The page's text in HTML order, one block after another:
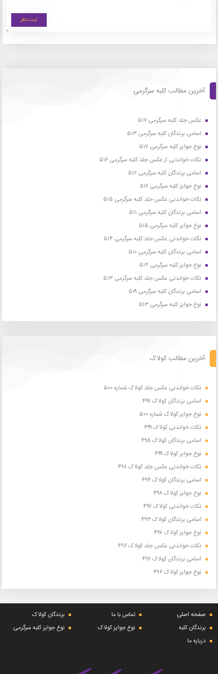
آخرین مطالب کلبه سرگرمی
عکس جلد کلبه سرگرمی ۵۱۷
اسامی برندگان کلبه سرگرمی ۵۱۳
نوع جوایز کلبه سرگرمی ۵۱۷
نکات خواندنی از عکس جلد کلبه سرگرمی ۵۱۶
اسامی برندگان کلبه سرگرمی ۵۱۲
نوع جوایز کلبه سرگرمی ۵۱۶
نکات خواندنی عکس جلد کلبه سرگرمی ۵۱۵
اسامی برندگان کلبه سرگرمی ۵۱۱
نوع جوایز کلبه سرگرمی ۵۱۵
نکات خواندنی عکس جلد کلبه سرگرمی ۵۱۴
اسامی برندگان کلبه سرگرمی ۵۱۰
نوع جوایز کلبه سرگرمی ۵۱۴
نکات خواندنی عکس جلد کلبه سرگرمی ۵۱۳
اسامی برندگان کلبه سرگرمی ۵۰۹
نوع جوایز کلبه سرگرمی ۵۱۳
آخرین مطالب کولاک
نکات خواندنی عکس جلد کولاک شماره ۵۰۰
اسامی برندگان کولاک ۴۹۷
نوع جوایز کولاک شماره ۵۰۰
نکات خواندنی کولاک ۴۹۹
اسامی برندگان کولاک ۴۹۵
نوع جوایز کولاک ۴۹۹
نکات خواندنی عکس جلد کولاک ۴۹۸
اسامی برندگان کولاک ۴۹۴
نوع جوایز کولاک ۴۹۸
نکات خواندنی کولاک ۴۹۷
اسامی برندگان کولاک ۴۹۳
نوع جوایز کولاک ۴۹۷
نکات خواندنی عکس جلد کولاک ۴۹۶
اسامی برندگان کولاک ۴۹۲
نوع جوایز کولاک ۴۹۶
صفحه اصلی تماس با ما
برندگان کولاک
برندگان کلبه
نوع جوایز کولاک
نوع جوایز کلبه سرگرمی
درباره ما